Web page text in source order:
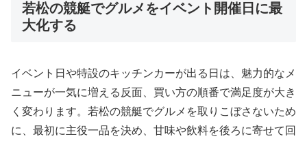
若松の競艇でグルメをイベント開催日に最
大化する
イベント日や特設のキッチンカーが出る日は、魅力的なメ
ニューが一気に増える反面、買い方の順番で満足度が大き
く変わります。若松の競艇でグルメを取りこぼさないため
に、最初に主役一品を決め、甘味や飲料を後ろに寄せて回